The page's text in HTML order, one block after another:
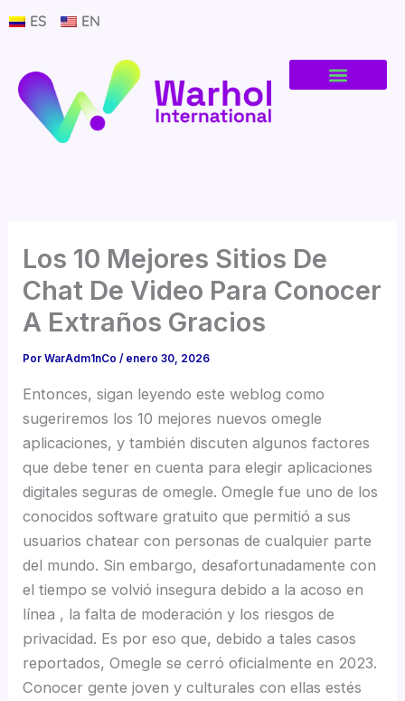
ES EN
Los 10 Mejores Sitios De
Chat De Video Para Conocer
A Extraños Gracios
PorWarAdm1nCo/ enero 30, 2026
Entonces, sigan leyendo este weblog como
sugeriremos los 10 mejores nuevos omegle
aplicaciones, y también discuten algunos factores
que debe tener en cuenta para elegir aplicaciones
digitales seguras de omegle. Omegle fue uno de los
conocidos software gratuito que permitió a sus
usuarios chatear con personas de cualquier parte
del mundo. Sin embargo, desafortunadamente con
el tiempo se volvió insegura debido a la acoso en
línea , la falta de moderación y los riesgos de
privacidad. Es por eso que, debido a tales casos
reportados, Omegle se cerró oficialmente en 2023.
Conocer gente joven y culturales con ellas estés